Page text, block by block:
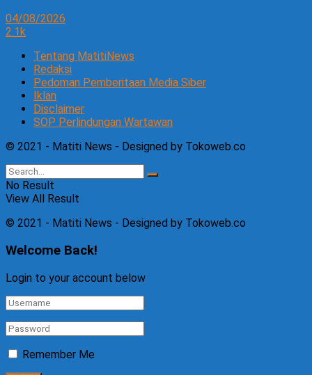
04/08/2026
2.1k
Tentang MatitiNews
Redaksi
Pedoman Pemberitaan Media Siber
Iklan
Disclaimer
SOP Perlindungan Wartawan
© 2021 - Matiti News - Designed by Tokoweb.co
No Result
View All Result
© 2021 - Matiti News - Designed by Tokoweb.co
Welcome Back!
Login to your account below
Remember Me